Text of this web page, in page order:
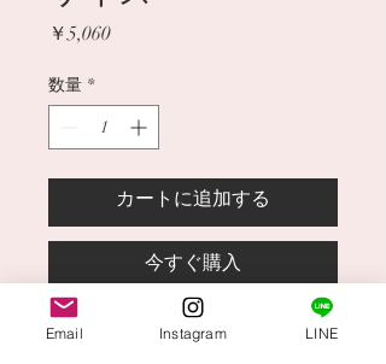
￥5,060価格
数量 *
カートに追加する
今すぐ購入
レースのパネル切替とビショップ（司
Email Instagram LINE